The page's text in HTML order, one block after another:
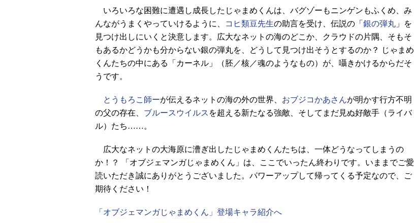
いろいろな困難に遭遇し成長したじゃまめくんは、バグゾーもニンゲンもふくめ、み
んながうまくやっていけるように、
コヒ類豆先生の助言を受け、伝説の「 銀の弾丸 」を
見つけ出しにいくと決意します。広大なネットの海のどこか、クラウドの片隅、そもそ
もあるかどうかも分からない銀の弾丸を、どうして見つけ出そうとするのか？ じゃまめ
くんたちの中にある「カーネル」（胚／核／魂のようなもの）が、囁きかけるからだそ
うです。
とうもろこ師ーが伝えるネットの海の外の世界、 おブジコかあさんが明かす行方不明
の父の存在、 ブルースウイルス を超える新たなる強敵、そしてまだ見ぬ好敵手（ライバ
ル）たち……。
広大なネットの大海原に漕ぎ出したじゃまめくんたちは、一体どうなってしまうの
か！？ 「オブジェマンガじゃまめくん」は、ここでいったん終わりです。いままでご愛
読いただき誠にありがとうございました。パワーアップして帰ってくる予定なので、ご
期待ください！
「オブジェマンガじゃまめくん」登場キャラ紹介へ